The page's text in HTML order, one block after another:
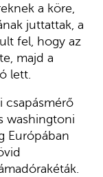
a köre,
juttattak, a
fel, hogy az
majd a
lett.
csapásmérő
washingtoni
Európában